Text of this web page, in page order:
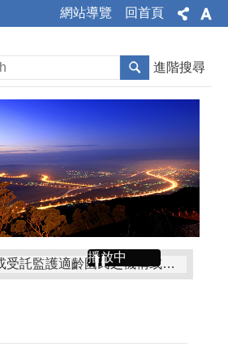
網站導覽 回首頁
進階搜尋
播放中 適齡國民(6-15歲)之父母或監護人有督促子女或受監護人入學之義務，並配合學校實施家庭教育；收容或受託監護適齡國民之機構或個人，亦同。